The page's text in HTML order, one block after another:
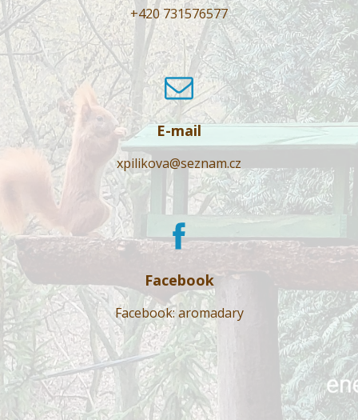
+420 731576577
E-mail
xpilikova@seznam.cz
Facebook
Facebook: aromadary